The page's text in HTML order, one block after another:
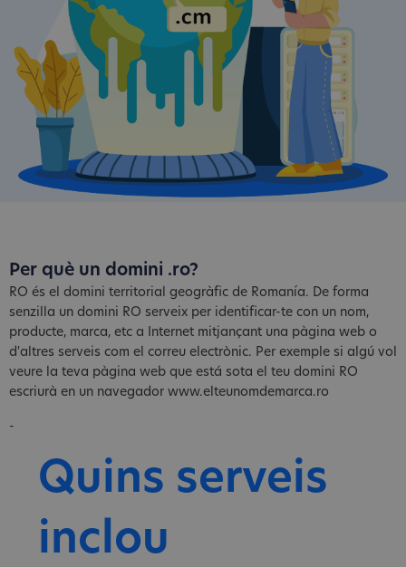
Per què un domini .ro?
RO és el domini territorial geogràfic de Romanía. De forma
senzilla un domini RO serveix per identificar-te con un nom,
producte, marca, etc a Internet mitjançant una pàgina web o
d'altres serveis com el correu electrònic. Per exemple si algú vol
veure la teva pàgina web que está sota el teu domini RO
escriurà en un navegador www.elteunomdemarca.ro
-
Quins serveis
inclou